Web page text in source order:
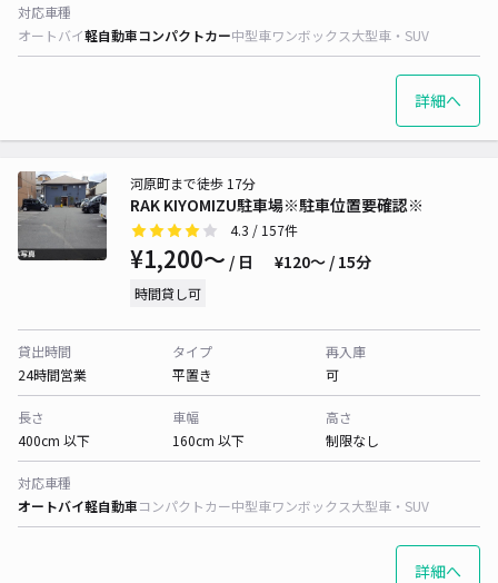
対応車種
オートバイ軽自動車コンパクトカー中型車ワンボックス大型車・SUV
詳細へ
RAK KIYOMIZU駐車場※駐車位置要確認※
河原町まで徒歩 17分
4.3 / 157件
¥1,200〜 / 日 ¥120〜 / 15分
時間貸し可
貸出時間
24時間営業
タイプ
平置き
再入庫
可
長さ
400cm 以下
車幅
160cm 以下
高さ
制限なし
対応車種
オートバイ軽自動車コンパクトカー中型車ワンボックス大型車・SUV
詳細へ